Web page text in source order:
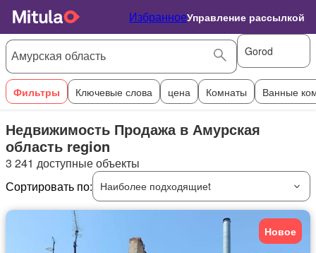
ИзбранноеУправление рассылкой
Gorod
Фильтры Ключевые слова цена Комнаты Ванные
Недвижимость Продажа в Амурская
область region
3 241 доступные объекты
Сортировать по:
Наиболее подходящиеt
Новое